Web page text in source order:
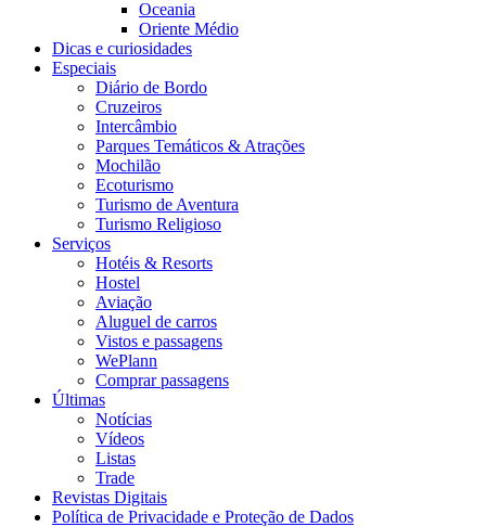
Oceania
Oriente Médio
Dicas e curiosidades
Especiais
Diário de Bordo
Cruzeiros
Intercâmbio
Parques Temáticos & Atrações
Mochilão
Ecoturismo
Turismo de Aventura
Turismo Religioso
Serviços
Hotéis & Resorts
Hostel
Aviação
Aluguel de carros
Vistos e passagens
WePlann
Comprar passagens
Últimas
Notícias
Vídeos
Listas
Trade
Revistas Digitais
Política de Privacidade e Proteção de Dados